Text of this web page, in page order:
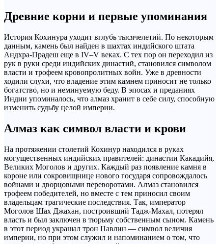
Древние корни и первые упоминания
История Кохинура уходит вглубь тысячелетий. По некоторым
данным, камень был найден в шахтах индийского штата
Андхра-Прадеш еще в IV–V веках. С тех пор он переходил из
рук в руки среди индийских династий, становился символом
власти и трофеем кровопролитных войн. Уже в древности
ходили слухи, что владение этим камнем приносит не только
богатство, но и неминуемую беду. В эпосах и преданиях
Индии упоминалось, что алмаз хранит в себе силу, способную
изменить судьбу целой империи.
Алмаз как символ власти и крови
На протяжении столетий Кохинур находился в руках
могущественных индийских правителей: династии Какадийя,
Великих Моголов и других. Каждый раз появление камня в
короне или сокровищнице нового государя сопровождалось
войнами и дворцовыми переворотами. Алмаз становился
трофеем победителей, но вместе с тем приносил своим
владельцам трагические последствия. Так, император
Моголов Шах Джахан, построивший Тадж-Махал, потерял
власть и был заключен в тюрьму собственным сыном. Камень
в этот период украшал трон Павлин — символ величия
империи, но при этом служил и напоминанием о том, что